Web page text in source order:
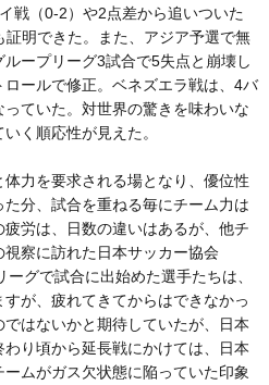
戦（0-2）や2点差から追いついた
明できた。また、アジア予選で無
ープリーグ3試合で5失点と崩壊し
ールで修正。ベネズエラ戦は、4バ
ていた。対世界の驚きを味わいな
く順応性が見えた。
力を要求される場となり、優位性
分、試合を重ねる毎にチーム力は
労は、日数の違いはあるが、他チ
察に訪れた日本サッカー協会
ーグで試合に出始めた選手たちは、
が、疲れてきてからはできなかっ
はないかと期待していたが、日本
り頃から延長戦にかけては、日本
ムがガス欠状態に陥っていた印象